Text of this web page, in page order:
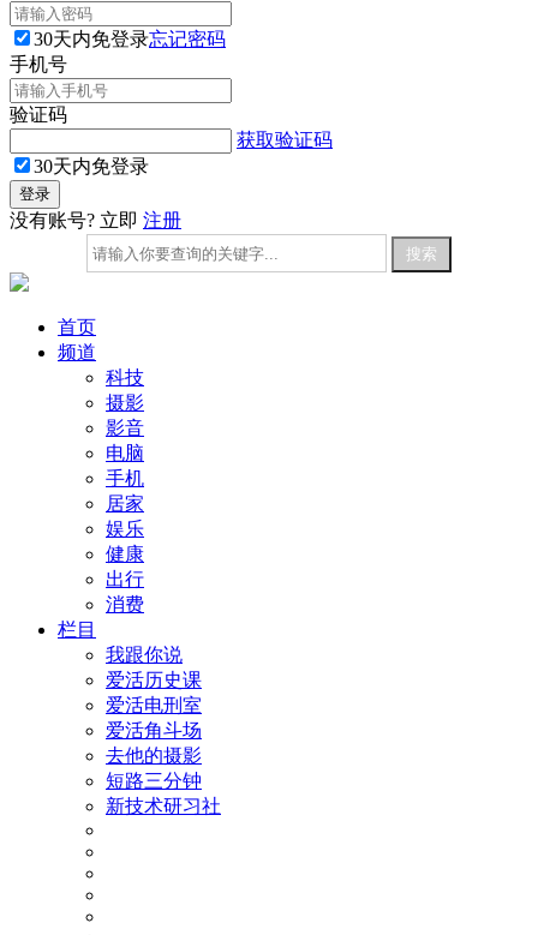
30天内免登录忘记密码
手机号
验证码
获取验证码
30天内免登录
没有账号? 立即 注册
首页
频道
科技
摄影
影音
电脑
手机
居家
娱乐
健康
出行
消费
栏目
我跟你说
爱活历史课
爱活电刑室
爱活角斗场
去他的摄影
短路三分钟
新技术研习社